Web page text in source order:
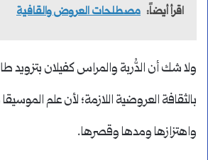
اقرأ أيضاً: مصطلحات العروض والقافية
ولا شك أن الدُّربة والمراس كفيلان بتزويد
بالثقافة العروضية اللازمة؛ لأن علم
واهتزازها ومدها وقصرها.